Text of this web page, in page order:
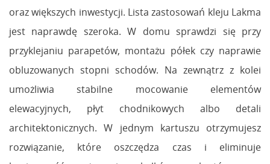
oraz większych inwestycji. Lista zastosowań kleju Lakma
jest naprawdę szeroka. W domu sprawdzi się przy
przyklejaniu parapetów, montażu półek czy naprawie
obluzowanych stopni schodów. Na zewnątrz z kolei
umożliwia stabilne mocowanie elementów
elewacyjnych, płyt chodnikowych albo detali
architektonicznych. W jednym kartuszu otrzymujesz
rozwiązanie, które oszczędza czas i eliminuje